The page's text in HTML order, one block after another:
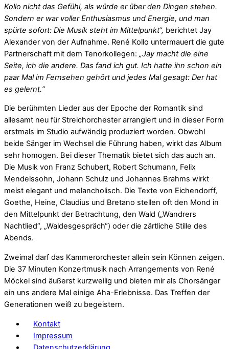
Kollo nicht das Gefühl, als würde er über den Dingen stehen.
Sondern er war voller Enthusiasmus und Energie, und man
spürte sofort: Die Musik steht im Mittelpunkt“, berichtet Jay
Alexander von der Aufnahme. René Kollo untermauert die gute
Partnerschaft mit dem Tenorkollegen: „Jay macht die eine
Seite, ich die andere. Das fand ich gut. Ich hatte ihn schon ein
paar Mal im Fernsehen gehört und jedes Mal gesagt: Der hat
es gelernt.“
Die berühmten Lieder aus der Epoche der Romantik sind
allesamt neu für Streichorchester arrangiert und in dieser Form
erstmals im Studio aufwändig produziert worden. Obwohl
beide Sänger im Wechsel die Führung haben, wirkt das Album
sehr homogen. Bei dieser Thematik bietet sich das auch an.
Die Musik von Franz Schubert, Robert Schumann, Felix
Mendelssohn, Johann Schulz und Johannes Brahms wirkt
meist elegant und melancholisch. Die Texte von Eichendorff,
Goethe, Heine, Claudius und Bretano stellen oft den Mond in
den Mittelpunkt der Betrachtung, den Wald („Wandrers
Nachtlied“, „Waldesgespräch“) oder die zärtliche Stille des
Abends.
Zweimal darf das Kammerorchester allein sein Können zeigen.
Die 37 Minuten Konzertmusik nach Arrangements von René
Möckel sind äußerst kurzweilig und bieten mir als Chorsänger
ein uns andere Mal einige Aha-Erlebnisse. Das Treffen der
Generationen weiß zu begeistern.
Kontakt
Impressum